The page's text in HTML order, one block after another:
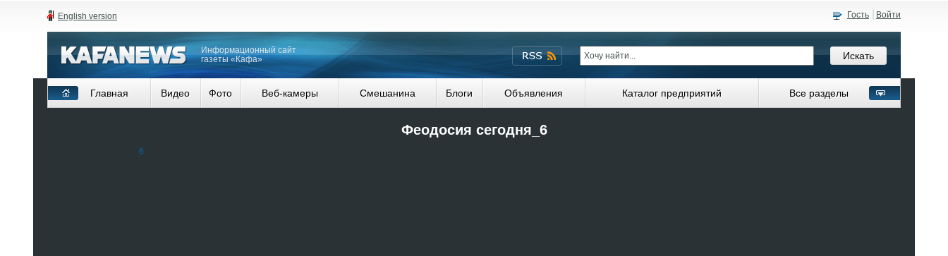
English version Гость Войти
Информационный сайт
газеты «Кафа»
Главная Видео Фото Веб-камеры Смешанина Блоги Объявления Каталог предприятий Все разделы
Феодосия сегодня_6